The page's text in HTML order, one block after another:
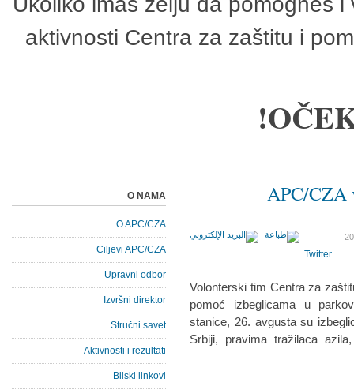
aktivnosti Centra za zaštitu i
APC/CZA
Twitter
Volonterski tim Centra za
pomoć izbeglicama u
stanice, 26. avgusta su
Srbiji, pravima tražilaca
O NAMA
O APC/CZA
Ciljevi APC/CZA
Upravni odbor
Izvršni direktor
Stručni savet
Aktivnosti i rezultati
Bliski linkovi